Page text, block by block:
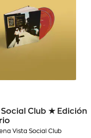
Social Club ★ Edición
Vista Social Club